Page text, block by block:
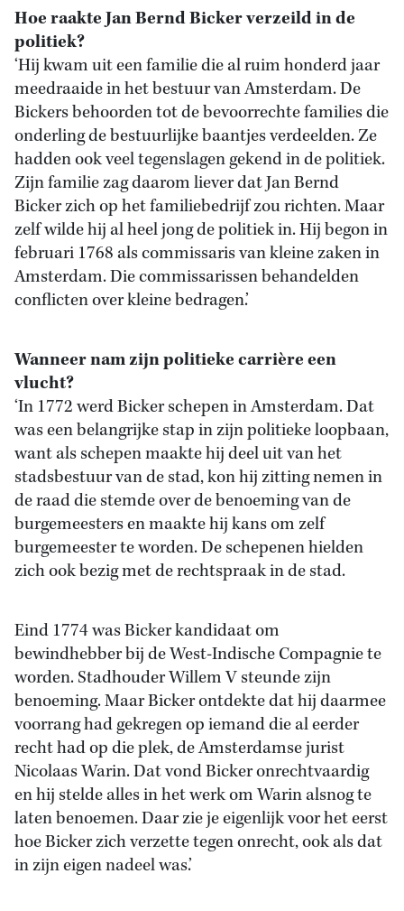
Hoe raakte Jan Bernd Bicker verzeild in de
politiek?
‘Hij kwam uit een familie die al ruim honderd jaar
meedraaide in het bestuur van Amsterdam. De
Bickers behoorden tot de bevoorrechte families die
onderling de bestuurlijke baantjes verdeelden. Ze
hadden ook veel tegenslagen gekend in de politiek.
Zijn familie zag daarom liever dat Jan Bernd
Bicker zich op het familiebedrijf zou richten. Maar
zelf wilde hij al heel jong de politiek in. Hij begon in
februari 1768 als commissaris van kleine zaken in
Amsterdam. Die commissarissen behandelden
conflicten over kleine bedragen.’
Wanneer nam zijn politieke carrière een
vlucht?
‘In 1772 werd Bicker schepen in Amsterdam. Dat
was een belangrijke stap in zijn politieke loopbaan,
want als schepen maakte hij deel uit van het
stadsbestuur van de stad, kon hij zitting nemen in
de raad die stemde over de benoeming van de
burgemeesters en maakte hij kans om zelf
burgemeester te worden. De schepenen hielden
zich ook bezig met de rechtspraak in de stad.
Eind 1774 was Bicker kandidaat om
bewindhebber bij de West-Indische Compagnie te
worden. Stadhouder Willem V steunde zijn
benoeming. Maar Bicker ontdekte dat hij daarmee
voorrang had gekregen op iemand die al eerder
recht had op die plek, de Amsterdamse jurist
Nicolaas Warin. Dat vond Bicker onrechtvaardig
en hij stelde alles in het werk om Warin alsnog te
laten benoemen. Daar zie je eigenlijk voor het eerst
hoe Bicker zich verzette tegen onrecht, ook als dat
in zijn eigen nadeel was.’